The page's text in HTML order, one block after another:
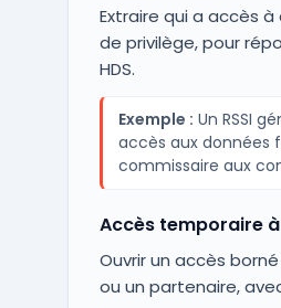
Extraire qui a accès
de privilège, pour
HDS.
Exemple : Un RSSI
accès aux données
commissaire aux
Accès temporaire
Ouvrir un accès
ou un partenaire,